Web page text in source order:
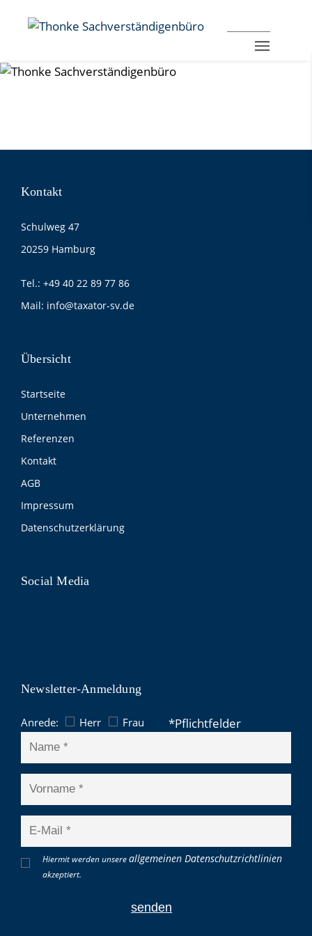
Kontakt
Schulweg 47
20259 Hamburg
Tel.: +49 40 22 89 77 86
Mail: info@taxator-sv.de
Übersicht
Startseite
Unternehmen
Referenzen
Kontakt
AGB
Impressum
Datenschutzerklärung
Social Media
Newsletter-Anmeldung
Anrede: Herr Frau
Hiermit werden unsereallgemeinen Datenschutzrichtlinien
akzeptiert.